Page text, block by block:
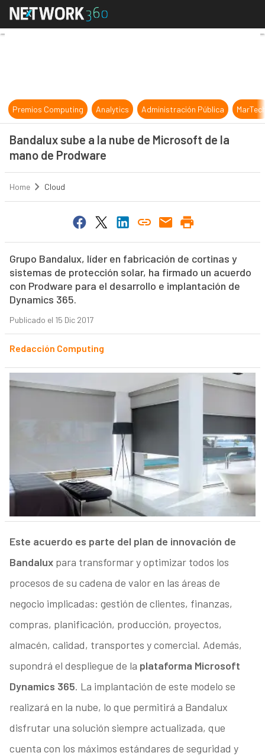
Bandalux sube a la nube de
Premios Computing Analytics Administración Pública
Bandalux sube a la nube de Microsoft de la
mano de Prodware
Home Cloud
Grupo Bandalux, líder en fabricación de cortinas y
sistemas de protección solar, ha firmado un acuerdo
con Prodware para el desarrollo e implantación de
Dynamics 365.
Publicado el 15 Dic 2017
Redacción Computing
Este acuerdo es parte del plan de innovación de
Bandalux para transformar y optimizar todos los
procesos de su cadena de valor en las áreas de
negocio implicadas: gestión de clientes, finanzas,
compras, planificación, producción, proyectos,
almacén, calidad, transportes y comercial. Además,
supondrá el despliegue de la plataforma Microsoft
Dynamics 365. La implantación de este modelo se
realizará en la nube, lo que permitirá a Bandalux
disfrutar una solución siempre actualizada, que
cuenta con los máximos estándares de seguridad y